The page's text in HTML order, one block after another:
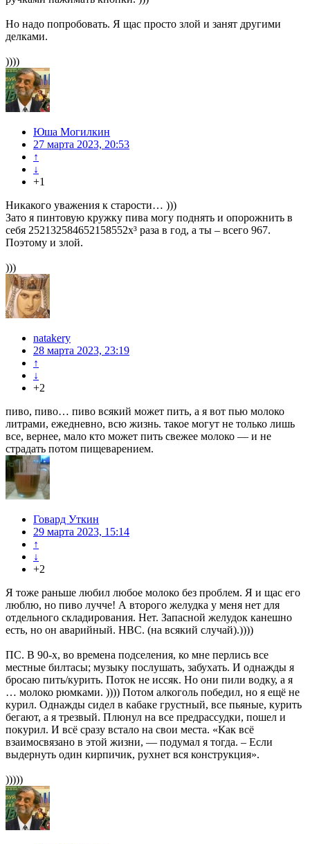
Но надо попробовать. Я щас просто злой и занят другими
делками.
))))
Юша Могилкин
27 марта 2023, 20:53
↑
↓
+1
Никакого уважения к старости… )))
Зато я пинтовую кружку пива могу поднять и опорожнить в
себя 252132584652158552x³ раза в год, а ты – всего 967.
Поэтому и злой.
)))
natakery
28 марта 2023, 23:19
↑
↓
+2
пиво, пиво… пиво всякий может пить, а я вот пью молоко
литрами, ежедневно, всю жизнь. такое могут не только лишь
все, вернее, мало кто может пить свежее молоко — и не
страдать потом пищеварением.
Говард Уткин
29 марта 2023, 15:14
↑
↓
+2
Я тоже раньше любил любое молоко без проблем. Я и щас его
люблю, но пиво лучче! А второго желудка у меня нет для
отдельного складирования. Нет. Запасной желудок канешно
есть, но он аварийный. НВС. (на всякий случай).))))
ПС. В 90-х, во времена подселения, ко мне перлись все
местные билтасы; музыку послушать, забухать. И однажды я
бросаю пить/курить. Поток не иссяк. Но они пили водку, а я
… молоко рюмками. )))) Потом алкоголь победил, но я ещё не
курил. Однажды сидел в кабаке грустный, все пьяные, курить
бегают, а я трезвый. Плюнул на все предрассудки, пошел и
покурил. И всё сразу встало на свои места. «Как всё
взаимосвязано в этой жизни, — подумал я тогда. – Если
выдернуть один кирпичик, рухнет вся конструкция».
)))))